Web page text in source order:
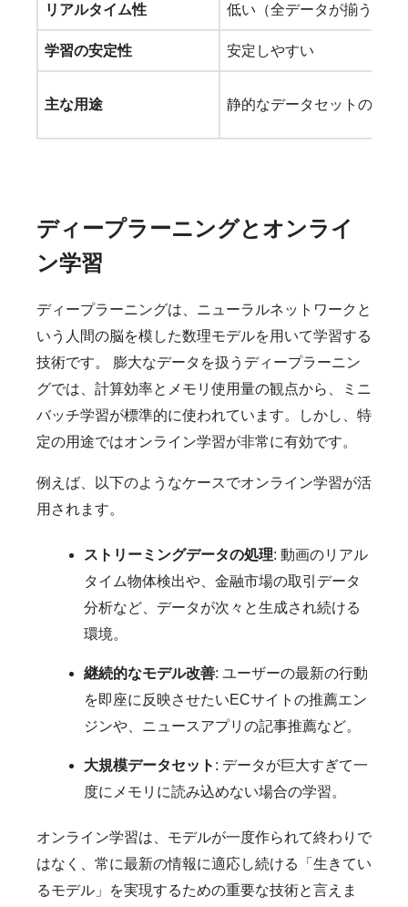
リアルタイム性 低い（全データが揃うまで
学習の安定性 安定しやすい
主な用途 静的なデータセットの解析
ディープラーニングとオンライ
ン学習
ディープラーニングは、ニューラルネットワークと
いう人間の脳を模した数理モデルを用いて学習する
技術です。 膨大なデータを扱うディープラーニン
グでは、計算効率とメモリ使用量の観点から、ミニ
バッチ学習が標準的に使われています。しかし、特
定の用途ではオンライン学習が非常に有効です。
例えば、以下のようなケースでオンライン学習が活
用されます。
ストリーミングデータの処理: 動画のリアル
タイム物体検出や、金融市場の取引データ
分析など、データが次々と生成され続ける
環境。
継続的なモデル改善: ユーザーの最新の行動
を即座に反映させたいECサイトの推薦エン
ジンや、ニュースアプリの記事推薦など。
大規模データセット : データが巨大すぎて一
度にメモリに読み込めない場合の学習。
オンライン学習は、モデルが一度作られて終わりで
はなく、常に最新の情報に適応し続ける「生きてい
るモデル」を実現するための重要な技術と言えま